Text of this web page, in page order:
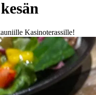
Kasinoterassille!